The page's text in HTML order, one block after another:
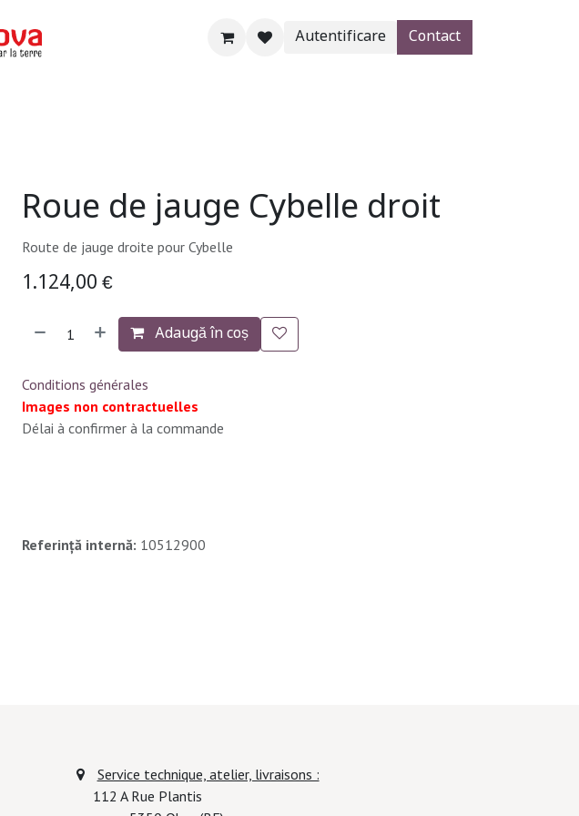
Autentificare Contact
Roue de jauge Cybelle droit
Route de jauge droite pour Cybelle
1.124,00 €
Adaugă în coș
Conditions générales
Images non contractuelles
Délai à confirmer à la commande
Referință internă: 10512900
Service technique, atelier, livraisons :
112 A Rue Plantis